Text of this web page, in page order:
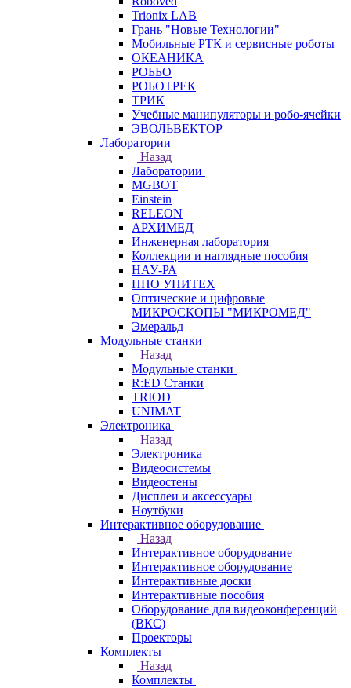
Trionix LAB
Грань "Новые Технологии"
Мобильные РТК и сервисные роботы
ОКЕАНИКА
РОББО
РОБОТРЕК
ТРИК
Учебные манипуляторы и робо-ячейки
ЭВОЛЬВЕКТОР
Лаборатории
Назад
Лаборатории
MGBOT
Einstein
RELEON
АРХИМЕД
Инженерная лаборатория
Коллекции и наглядные пособия
НАУ-РА
НПО УНИТЕХ
Оптические и цифровые
МИКРОСКОПЫ "МИКРОМЕД"
Эмеральд
Модульные станки
Назад
Модульные станки
R:ED Станки
TRIOD
UNIMAT
Электроника
Назад
Электроника
Видеосистемы
Видеостены
Дисплеи и аксессуары
Ноутбуки
Интерактивное оборудование
Назад
Интерактивное оборудование
Интерактивное оборудование
Интерактивные доски
Интерактивные пособия
Оборудование для видеоконференций
(ВКС)
Проекторы
Комплекты
Назад
Комплекты